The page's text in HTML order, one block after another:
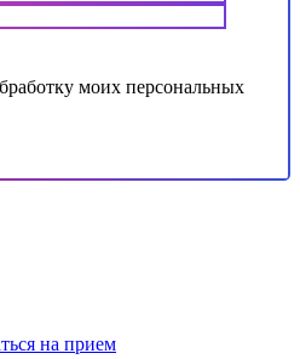
моих персональных
на прием